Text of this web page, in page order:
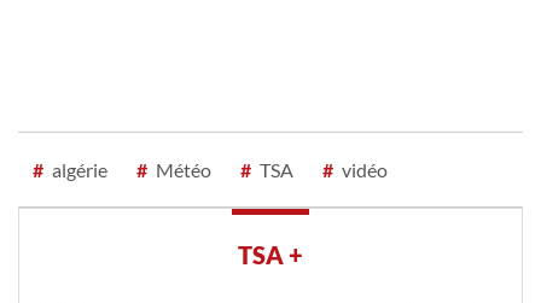
# algérie # Météo # TSA # vidéo
TSA +